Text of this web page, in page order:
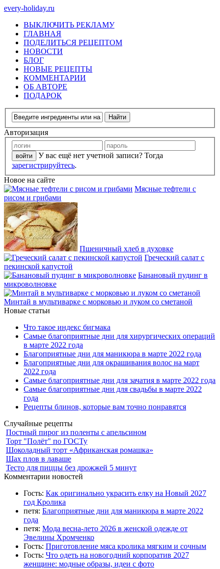
every-holiday.ru
ВЫКЛЮЧИТЬ РЕКЛАМУ
ГЛАВНАЯ
ПОДЕЛИТЬСЯ РЕЦЕПТОМ
НОВОСТИ
БЛОГ
НОВЫЕ РЕЦЕПТЫ
КОММЕНТАРИИ
ОБ АВТОРЕ
ПОДАРОК
Авторизация
У вас ещё нет учетной записи? Тогда
зарегистрируйтесь.
Новое на сайте
Мясные тефтели с
рисом и грибами
Пшеничный хлеб в духовке
Греческий салат с
пекинской капустой
Банановый пудинг в
микроволновке
Минтай в мультиварке с морковью и луком со сметаной
Новые статьи
Что такое индекс бигмака
Самые благоприятные дни для хирургических операций
в марте 2022 года
Благоприятные дни для маникюра в марте 2022 года
Благоприятные дни для окрашивания волос на март
2022 года
Самые благоприятные дни для зачатия в марте 2022 года
Самые благоприятные дни для свадьбы в марте 2022
года
Рецепты блинов, которые вам точно понравятся
Случайные рецепты
Постный пирог из поленты с апельсином
Торт "Полёт" по ГОСТу
Шоколадный торт «Африканская ромашка»
Шах плов в лаваше
Тесто для пиццы без дрожжей 5 минут
Комментарии новостей
Гость: Как оригинально украсить елку на Новый 2027
год Кролика
петя: Благоприятные дни для маникюра в марте 2022
года
петя: Мода весна-лето 2026 в женской одежде от
Эвелины Хромченко
Гость: Приготовление мяса кролика мягким и сочным
Гость: Что одеть на новогодний корпоратив 2027
женщине: модные образы, идеи с фото